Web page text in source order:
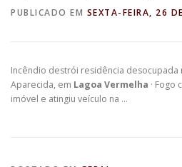
PUBLICADO EM SEXTA-FEIRA, 26
Incêndio destrói residência desocupada
Aparecida, em Lagoa Vermelha · Fogo
imóvel e atingiu veículo na …